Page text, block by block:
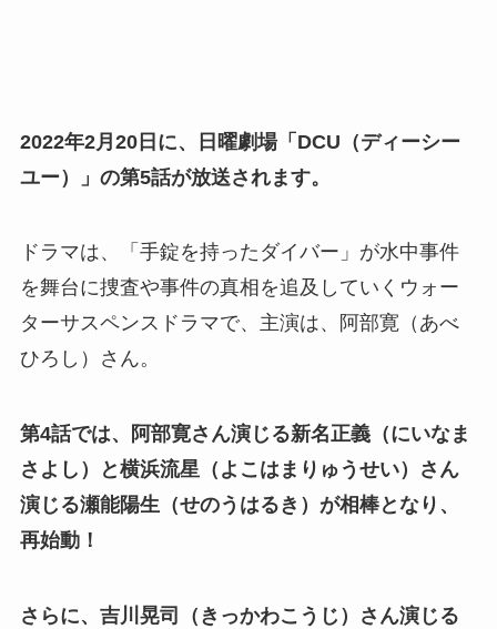
2022年2月20日に、日曜劇場「DCU（ディーシー
ユー）」の第5話が放送されます。
ドラマは、「手錠を持ったダイバー」が水中事件
を舞台に捜査や事件の真相を追及していくウォー
ターサスペンスドラマで、主演は、阿部寛（あべ
ひろし）さん。
第4話では、阿部寛さん演じる新名正義（にいなま
さよし）と横浜流星（よこはまりゅうせい）さん
演じる瀬能陽生（せのうはるき）が相棒となり、
再始動！
さらに、吉川晃司（きっかわこうじ）さん演じる